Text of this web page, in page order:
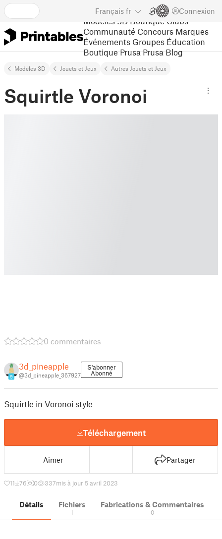
Français fr Connexion
Modèles 3D Boutique Clubs
Communauté Concours Marques
Événements Groupes Éducation
Boutique Prusa Prusa Blog
Modèles 3D Jouets et Jeux Autres Jouets et Jeux
Squirtle Voronoi
0 commentaires
9
3d_pineapple
@3d_pineapple_367927
S'abonner
Abonné
Squirtle in Voronoi style
Téléchargement
Aimer Partager
11 76 0 337mis à jour 5 avril 2023
Détails Fichiers
1
Fabrications & Commentaires
0